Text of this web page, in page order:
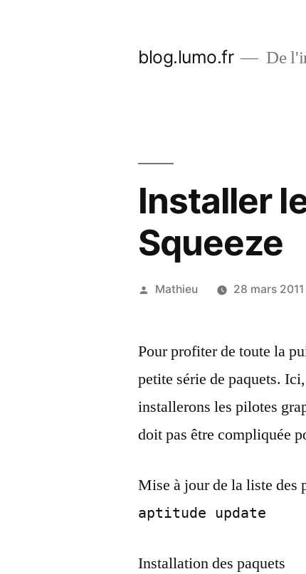
blog.lumo.fr De
Installer
Squeeze
Publié
Mathieu 28 mars 2011
Pour profiter de toute la
petite série de paquets.
installerons les pilotes
doit pas être compliquée
Mise à jour de la liste des
aptitude update
Installation des paquets